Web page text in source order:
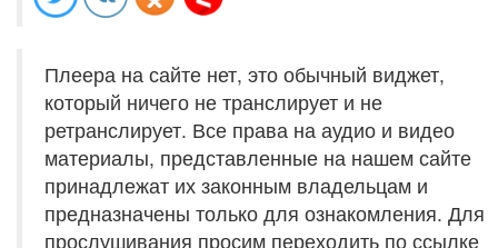
Плеера на сайте нет, это обычный виджет,
который ничего не транслирует и не
ретранслирует. Все права на аудио и видео
материалы, представленные на нашем сайте
принадлежат их законным владельцам и
предназначены только для ознакомления. Для
прослушивания просим переходить по ссылке